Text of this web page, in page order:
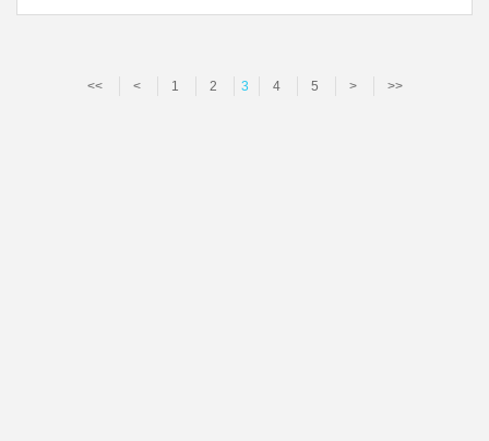
<< < 1 2 3 4 5 > >>